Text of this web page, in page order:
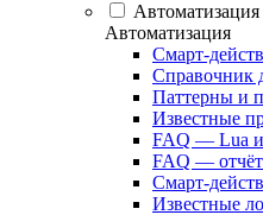
Автоматизация
Автоматизация
Смарт-
Справочник
Паттерны и
Известные
FAQ — Lua
FAQ —
Смарт-
Известные